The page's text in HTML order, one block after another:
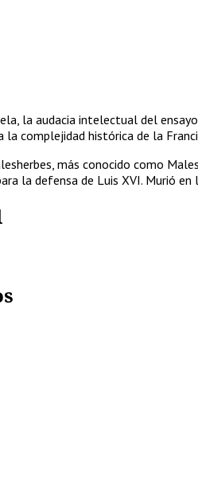
la audacia intelectual del
la complejidad histórica de la
más conocido como
la defensa de Luis XVI. Murió